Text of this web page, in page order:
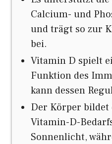
Calcium- und
und trägt so zur
bei.
Vitamin D spielt
Funktion des
kann dessen
Der Körper bildet
Vitamin-D-
Sonnenlicht,